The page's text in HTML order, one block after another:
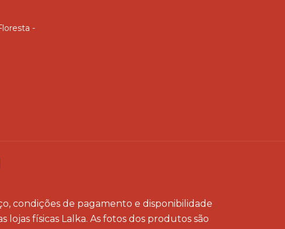
-
condições de pagamento e disponibilidade
físicas Lalka. As fotos dos produtos são